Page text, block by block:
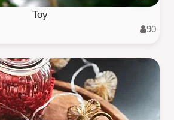
Toy
90